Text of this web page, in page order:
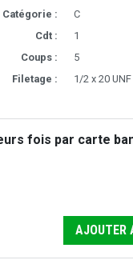
Catégorie :
C
Cdt :
1
Coups :
5
Filetage :
1/2 x 20 UNF
fois par carte
AJOUTER